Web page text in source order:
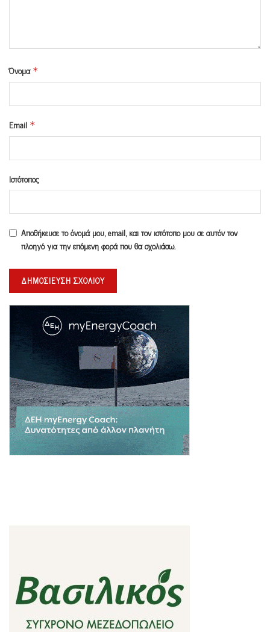
Όνομα *
Email *
Ιστότοπος
Αποθήκευσε το όνομά μου, email, και τον ιστότοπο μου σε αυτόν τον
πλοηγό για την επόμενη φορά που θα σχολιάσω.